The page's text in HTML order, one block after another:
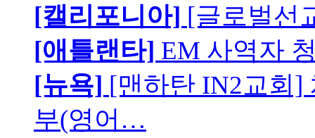
[캘리포니아] [글로벌선
[애틀랜타] EM 사역자
[뉴욕] [맨하탄 IN2교회]
부(영어…